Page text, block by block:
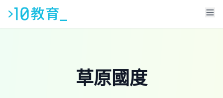
草原國度